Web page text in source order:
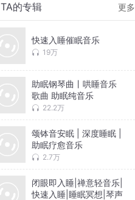
TA的专辑 更多
快速入睡催眠音乐
19万
助眠钢琴曲丨哄睡音乐
歌曲 助眠纯音乐
22.2万
颂钵音安眠 | 深度睡眠 |
助眠疗愈音乐
2.7万
闭眼即入睡|禅意轻音乐|
快速入睡|睡眠冥想|琴声